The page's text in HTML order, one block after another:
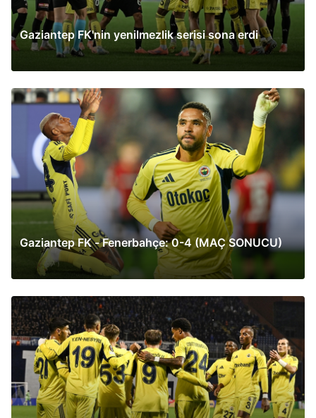
Gaziantep FK'nin yenilmezlik serisi sona erdi
Gaziantep FK - Fenerbahçe: 0-4 (MAÇ SONUCU)